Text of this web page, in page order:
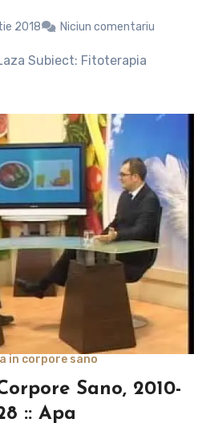
2018 Niciun comentariu
Subiect: Fitoterapia
in corpore sano
Sano, 2010-
:: Apa